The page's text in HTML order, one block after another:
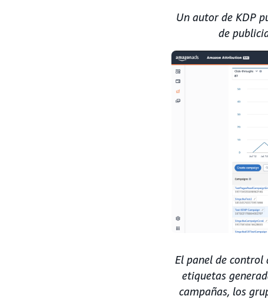
Un autor de KDP
de
El panel de
etiquetas
campañas, los